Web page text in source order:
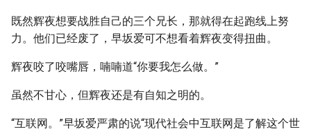
既然辉夜想要战胜自己的三个兄长，那就得在起跑线上努
力。他们已经废了，早坂爱可不想看着辉夜变得扭曲。
辉夜咬了咬嘴唇，喃喃道“你要我怎么做。”
虽然不甘心，但辉夜还是有自知之明的。
“互联网。”早坂爱严肃的说“现代社会中互联网是了解这个世